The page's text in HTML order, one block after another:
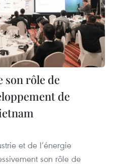
rôle de
de
et de l’énergie
son rôle de